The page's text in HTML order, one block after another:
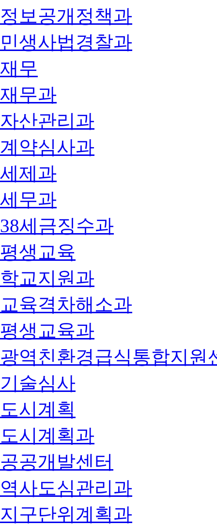
정보공개정책과
민생사법경찰과
재무
재무과
자산관리과
계약심사과
세제과
세무과
38세금징수과
평생교육
학교지원과
교육격차해소과
평생교육과
광역친환경급식통합지원
기술심사
도시계획
도시계획과
공공개발센터
역사도심관리과
지구단위계획과